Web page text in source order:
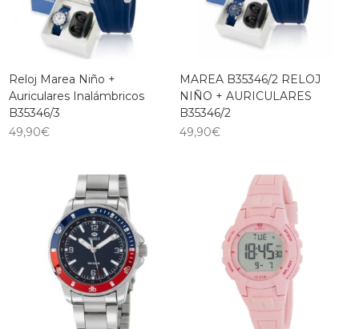
Reloj Marea Niño +
Auriculares Inalámbricos
B35346/3
49,90€
MAREA B35346/2 RELOJ
NIÑO + AURICULARES
B35346/2
49,90€